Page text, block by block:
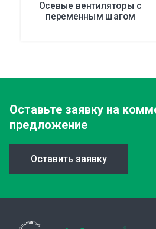
Осевые вентиляторы с
переменным шагом
Оставьте заявку на
предложение
Оставить заявку